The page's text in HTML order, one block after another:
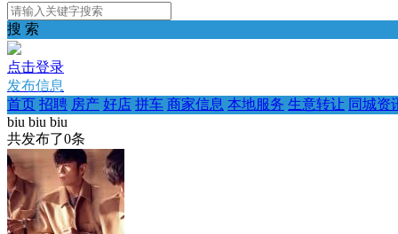
搜 索
点击登录
发布信息
首页 招聘 房产 好店 拼车 商家信息 本地服务 生意转让 同城资
biu biu biu
共发布了0条